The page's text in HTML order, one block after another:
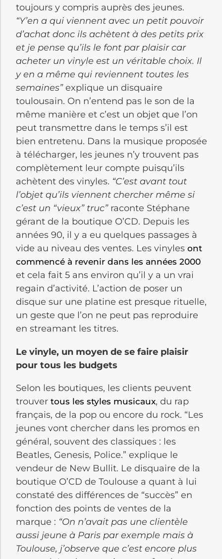
toujours y compris auprès des jeunes.
“Y’en a qui viennent avec un petit pouvoir
d’achat donc ils achètent à des petits prix
et je pense qu’ils le font par plaisir car
acheter un vinyle est un véritable choix. Il
y en a même qui reviennent toutes les
semaines”explique un disquaire
toulousain. On n’entend pas le son de la
même manière et c’est un objet que l’on
peut transmettre dans le temps s’il est
bien entretenu. Dans la musique proposée
à télécharger, les jeunes n’y trouvent pas
complètement leur compte puisqu’ils
achètent des vinyles. “C’est avant tout
l’objet qu’ils viennent chercher même si
c’est un “vieux” truc” raconte Stéphane
gérant de la boutique O’CD. Depuis les
années 90, il y a eu quelques passages à
vide au niveau des ventes. Les vinyles ont
commencé à revenir dans les années 2000
et cela fait 5 ans environ qu’il y a un vrai
regain d’activité. L’action de poser un
disque sur une platine est presque rituelle,
un geste que l’on ne peut pas reproduire
en streamant les titres.
Le vinyle, un moyen de se faire plaisir
pour tous les budgets
Selon les boutiques, les clients peuvent
trouver tous les styles musicaux, du rap
français, de la pop ou encore du rock. “Les
jeunes vont chercher dans les promos en
général, souvent des classiques : les
Beatles, Genesis, Police.” explique le
vendeur de New Bullit. Le disquaire de la
boutique O’CD de Toulouse a quant à lui
constaté des différences de “succès” en
fonction des points de ventes de la
marque : “On n’avait pas une clientèle
aussi jeune à Paris par exemple mais à
Toulouse, j’observe que c’est encore plus